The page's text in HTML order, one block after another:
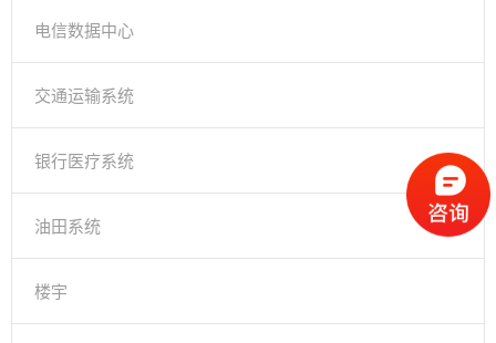
电信数据中心
交通运输系统
银行医疗系统
油田系统
楼宇